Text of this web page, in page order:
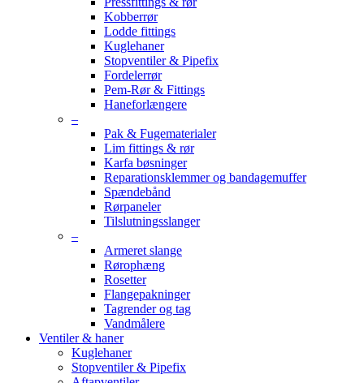
Kobberrør
Lodde fittings
Kuglehaner
Stopventiler & Pipefix
Fordelerrør
Pem-Rør & Fittings
Haneforlængere
–
Pak & Fugematerialer
Lim fittings & rør
Karfa bøsninger
Reparationsklemmer og bandagemuffer
Spændebånd
Rørpaneler
Tilslutningsslanger
–
Armeret slange
Rørophæng
Rosetter
Flangepakninger
Tagrender og tag
Vandmålere
Ventiler & haner
Kuglehaner
Stopventiler & Pipefix